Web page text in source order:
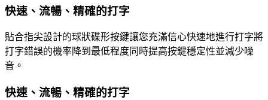
快速、流暢、精確的打字
貼合指尖設計的球狀碟形按鍵讓您充滿信心快速地進行打字將
打字錯誤的機率降到最低程度同時提高按鍵穩定性並減少噪
音。
快速、流暢、精確的打字